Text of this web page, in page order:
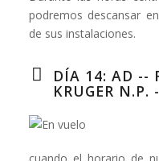
podremos descansar
de sus instalaciones.
DÍA 14: AD --
KRUGER N.P.
cuando el horario de